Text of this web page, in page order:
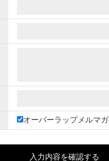
オーバーラップメルマガ
入力内容を確認する